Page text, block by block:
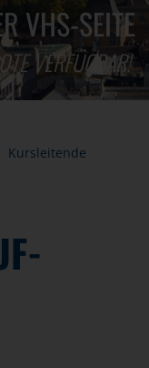
VHS-SEITE
VERFÜGBAR!
Kursleitende